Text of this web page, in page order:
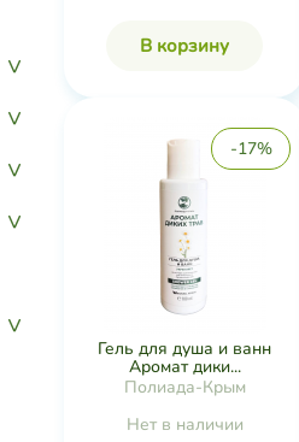
>
>
>
>
>
В корзину
-17%
Гель для душа и ванн
Аромат дики...
Полиада-Крым
Нет в наличии